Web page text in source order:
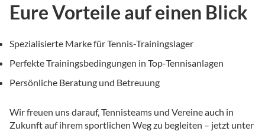
Eure Vorteile auf einen Blick
Spezialisierte Marke für Tennis-Trainingslager
Perfekte Trainingsbedingungen in Top-Tennisanlagen
Persönliche Beratung und Betreuung
Wir freuen uns darauf, Tennisteams und Vereine auch in
Zukunft auf ihrem sportlichen Weg zu begleiten – jetzt unter